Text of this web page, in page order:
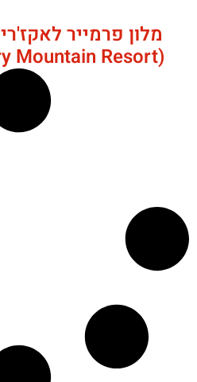
מלון פרמייר
(Premier Luxury Mountain Resort)